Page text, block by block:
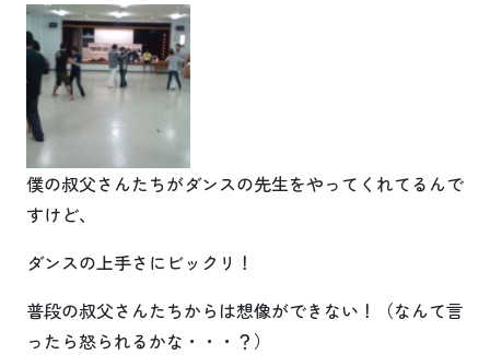
僕の叔父さんたちがダンスの先生をやってくれてるんで
すけど、
ダンスの上手さにビックリ！
普段の叔父さんたちからは想像ができない！（なんて言
ったら怒られるかな・・・？）